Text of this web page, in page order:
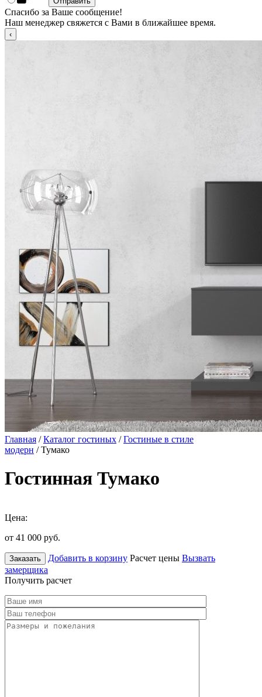
Спасибо за Ваше сообщение!
Наш менеджер свяжется с Вами в ближайшее время.
Главная /Каталог гостиных /Гостиные в стиле
модерн / Тумако
Гостинная Тумако
Цена:
от 41 000 руб.
Заказать Добавить в корзину Расчет цены Вызвать
замерщика
Получить расчет